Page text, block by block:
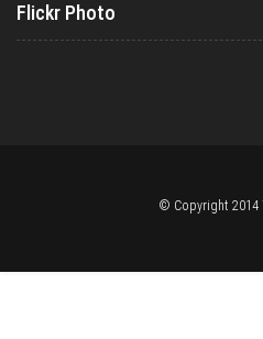
Flickr Photo
© Copyright 2014